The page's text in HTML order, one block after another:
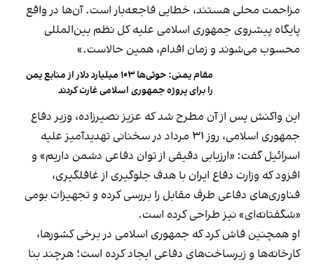
مزاحمت محلی هستند، خطایی فاجعه‌بار است. آن‌ها در واقع
پایگاه پیشروی جمهوری اسلامی علیه کل نظم بین‌المللی
محسوب می‌شوند و زمان اقدام، همین حالاست.»
مقام یمنی: حوثی‌ها ۱۰۳ میلیارد دلار از منابع یمن
را برای پروژه جمهوری اسلامی غارت کردند
این واکنش پس از آن مطرح شد که عزیز نصیرزاده، وزیر دفاع
جمهوری اسلامی، روز ۳۱ مرداد در سخنانی تهدیدآمیز علیه
اسرائیل گفت: «ارزیابی دقیقی از توان دفاعی دشمن داریم» و
افزود که وزارت دفاع ایران با هدف جلوگیری از غافلگیری،
فناوری‌های دفاعی طرف مقابل را بررسی کرده و تجهیزات بومی
«شگفتانه‌ای» نیز طراحی کرده است.
او همچنین فاش کرد که جمهوری اسلامی در برخی کشورها،
کارخانه‌ها و زیرساخت‌های دفاعی ایجاد کرده است؛ هرچند بنا